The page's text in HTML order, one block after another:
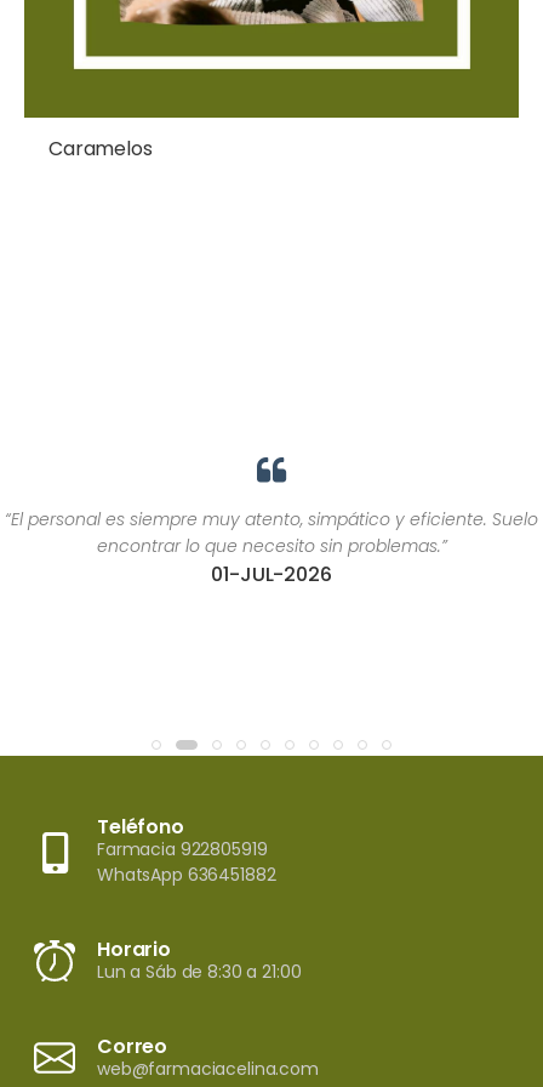
Caramelos
“El personal es siempre muy atento, simpático y eficiente. Suelo
encontrar lo que necesito sin problemas.”
01-JUL-2026
Teléfono
Farmacia 922805919
WhatsApp 636451882
Horario
Lun a Sáb de 8:30 a 21:00
Correo
web@farmaciacelina.com